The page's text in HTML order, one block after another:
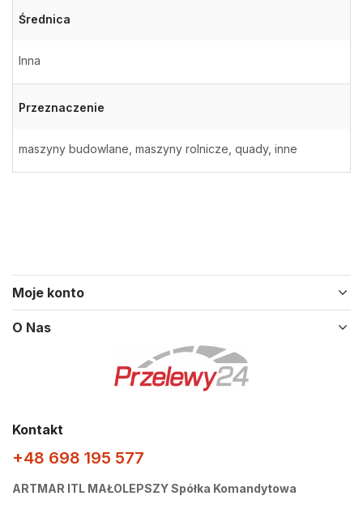
Średnica
Inna
Przeznaczenie
maszyny budowlane, maszyny rolnicze, quady, inne
Moje konto
O Nas
Kontakt
+48 698 195 577
ARTMAR ITL MAŁOLEPSZY Spółka Komandytowa